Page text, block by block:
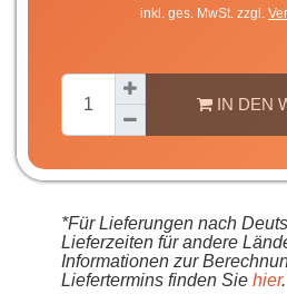
inkl. ges. MwSt. zzgl.
IN DEN
*Für Lieferungen nach
Lieferzeiten für andere
Informationen zur
Liefertermins finden Sie hier.